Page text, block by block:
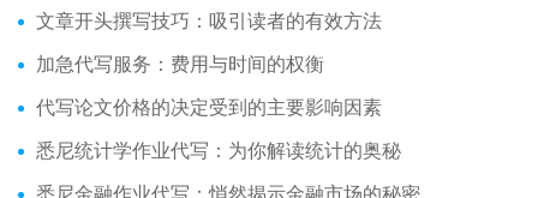
文章开头撰写技巧：吸引读者的有效方法
加急代写服务：费用与时间的权衡
代写论文价格的决定受到的主要影响因素
悉尼统计学作业代写：为你解读统计的奥秘
悉尼金融作业代写：悄然揭示金融市场的秘密